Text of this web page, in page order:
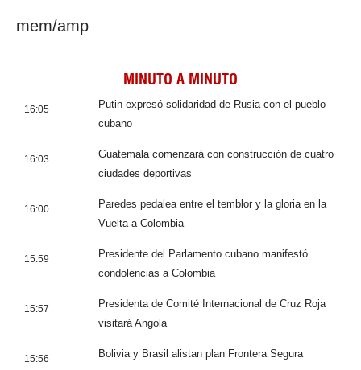
mem/amp
MINUTO A MINUTO
16:05
Putin expresó solidaridad de Rusia con el pueblo
cubano
16:03
Guatemala comenzará con construcción de cuatro
ciudades deportivas
16:00
Paredes pedalea entre el temblor y la gloria en la
Vuelta a Colombia
15:59
Presidente del Parlamento cubano manifestó
condolencias a Colombia
15:57
Presidenta de Comité Internacional de Cruz Roja
visitará Angola
15:56 Bolivia y Brasil alistan plan Frontera Segura